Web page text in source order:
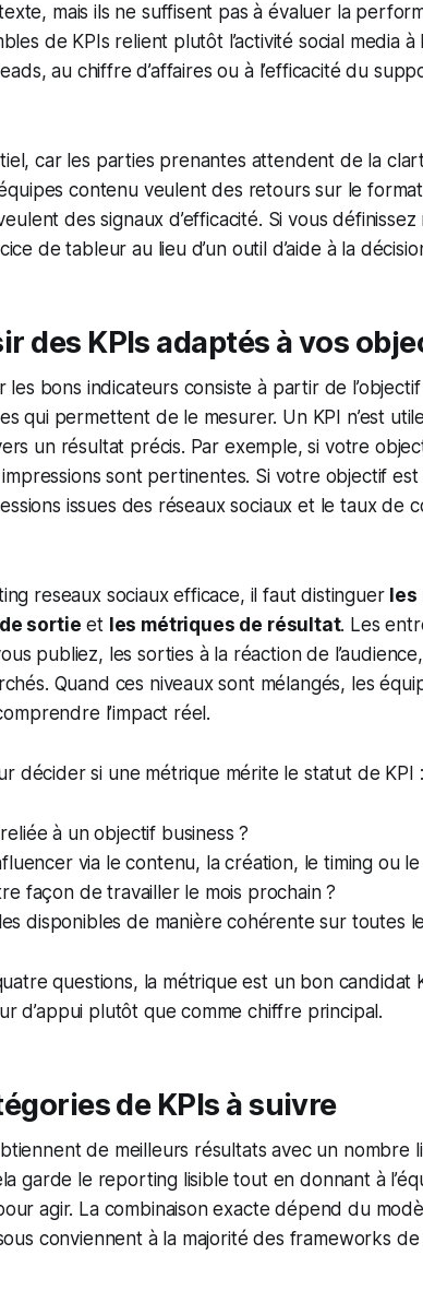
mais ils ne suffisent pas à évaluer la
de KPIs relient plutôt l’activité social media à
au chiffre d’affaires ou à l’efficacité du
car les parties prenantes attendent de la
contenu veulent des retours sur le
des signaux d’efficacité. Si vous définissez
de tableur au lieu d’un outil d’aide à la
des KPIs adaptés à vos
les bons indicateurs consiste à partir de
qui permettent de le mesurer. Un KPI n’est
un résultat précis. Par exemple, si votre
sont pertinentes. Si votre objectif
issues des réseaux sociaux et le taux de
reseaux sociaux efficace, il faut distinguer
sortie et les métriques de résultat. Les
publiez, les sorties à la réaction de
Quand ces niveaux sont mélangés, les
l’impact réel.
décider si une métrique mérite le statut de KPI :
à un objectif business ?
via le contenu, la création, le timing ou
façon de travailler le mois prochain ?
disponibles de manière cohérente sur toutes
questions, la métrique est un bon candidat
d’appui plutôt que comme chiffre principal.
de KPIs à suivre
de meilleurs résultats avec un nombre
garde le reporting lisible tout en donnant à
agir. La combinaison exacte dépend du
conviennent à la majorité des frameworks